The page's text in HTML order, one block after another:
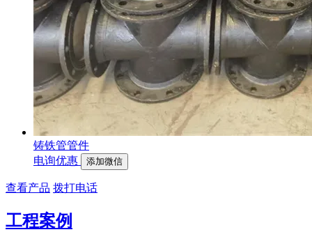
铸铁管管件
电询优惠
添加微信
查看产品 拨打电话
工程案例